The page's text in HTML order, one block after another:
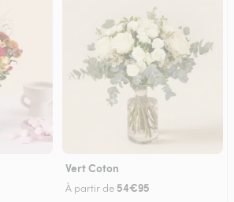
Vert Coton
À partir de 54€95